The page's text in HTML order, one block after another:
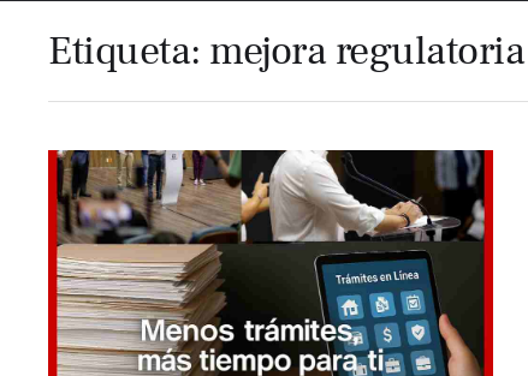
Etiqueta: mejora regulatoria